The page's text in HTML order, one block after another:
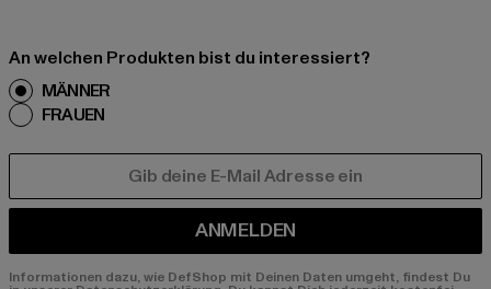
An welchen Produkten bist du interessiert?
MÄNNER
FRAUEN
ANMELDEN
Informationen dazu, wie DefShop mit Deinen Daten umgeht, findest Du